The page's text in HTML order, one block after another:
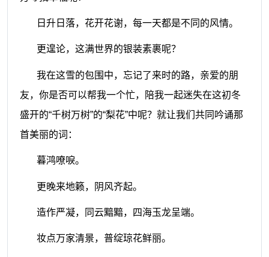
日升日落，花开花谢，每一天都是不同的风情。
更遑论，这满世界的银装素裹呢？
我在这雪的包围中，忘记了来时的路，亲爱的朋
友，你是否可以帮我一个忙，陪我一起迷失在这初冬
盛开的“千树万树”的“梨花”中呢？就让我们共同吟诵那
首美丽的词：
暮鸿嘹唳。
更晚来地籁，阴风齐起。
造作严凝，同云黯黯，四海玉龙呈端。
妆点万家清景，普绽琼花鲜丽。